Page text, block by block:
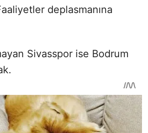
deplasmanına
Sivasspor ise Bodrum